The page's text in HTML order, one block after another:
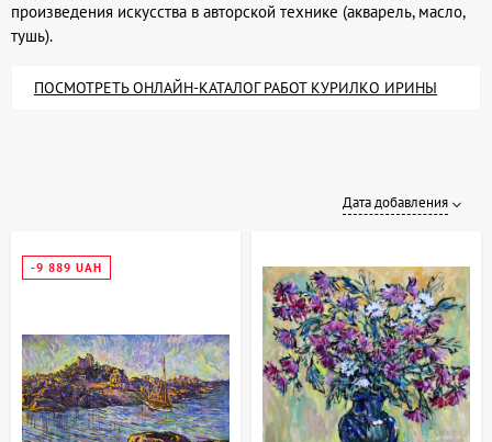
произведения искусства в авторской технике (акварель, масло,
тушь).
ПОСМОТРЕТЬ ОНЛАЙН-КАТАЛОГ РАБОТ КУРИЛКО ИРИНЫ
Дата добавления
-9 889 UAH